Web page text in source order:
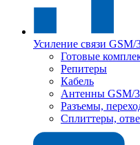
Усиление связи
Готовые
Репитеры
Кабель
Антенны GSM/
Разъемы,
Сплиттеры,